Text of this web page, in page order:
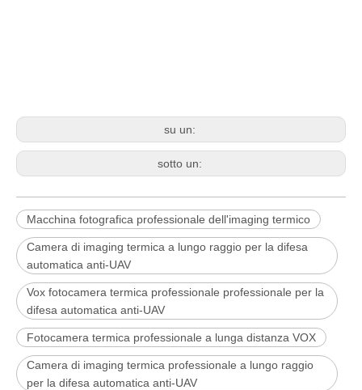
su un:
sotto un:
Macchina fotografica professionale dell'imaging termico
Camera di imaging termica a lungo raggio per la difesa
automatica anti-UAV
Vox fotocamera termica professionale professionale per la
difesa automatica anti-UAV
Fotocamera termica professionale a lunga distanza VOX
Camera di imaging termica professionale a lungo raggio
per la difesa automatica anti-UAV